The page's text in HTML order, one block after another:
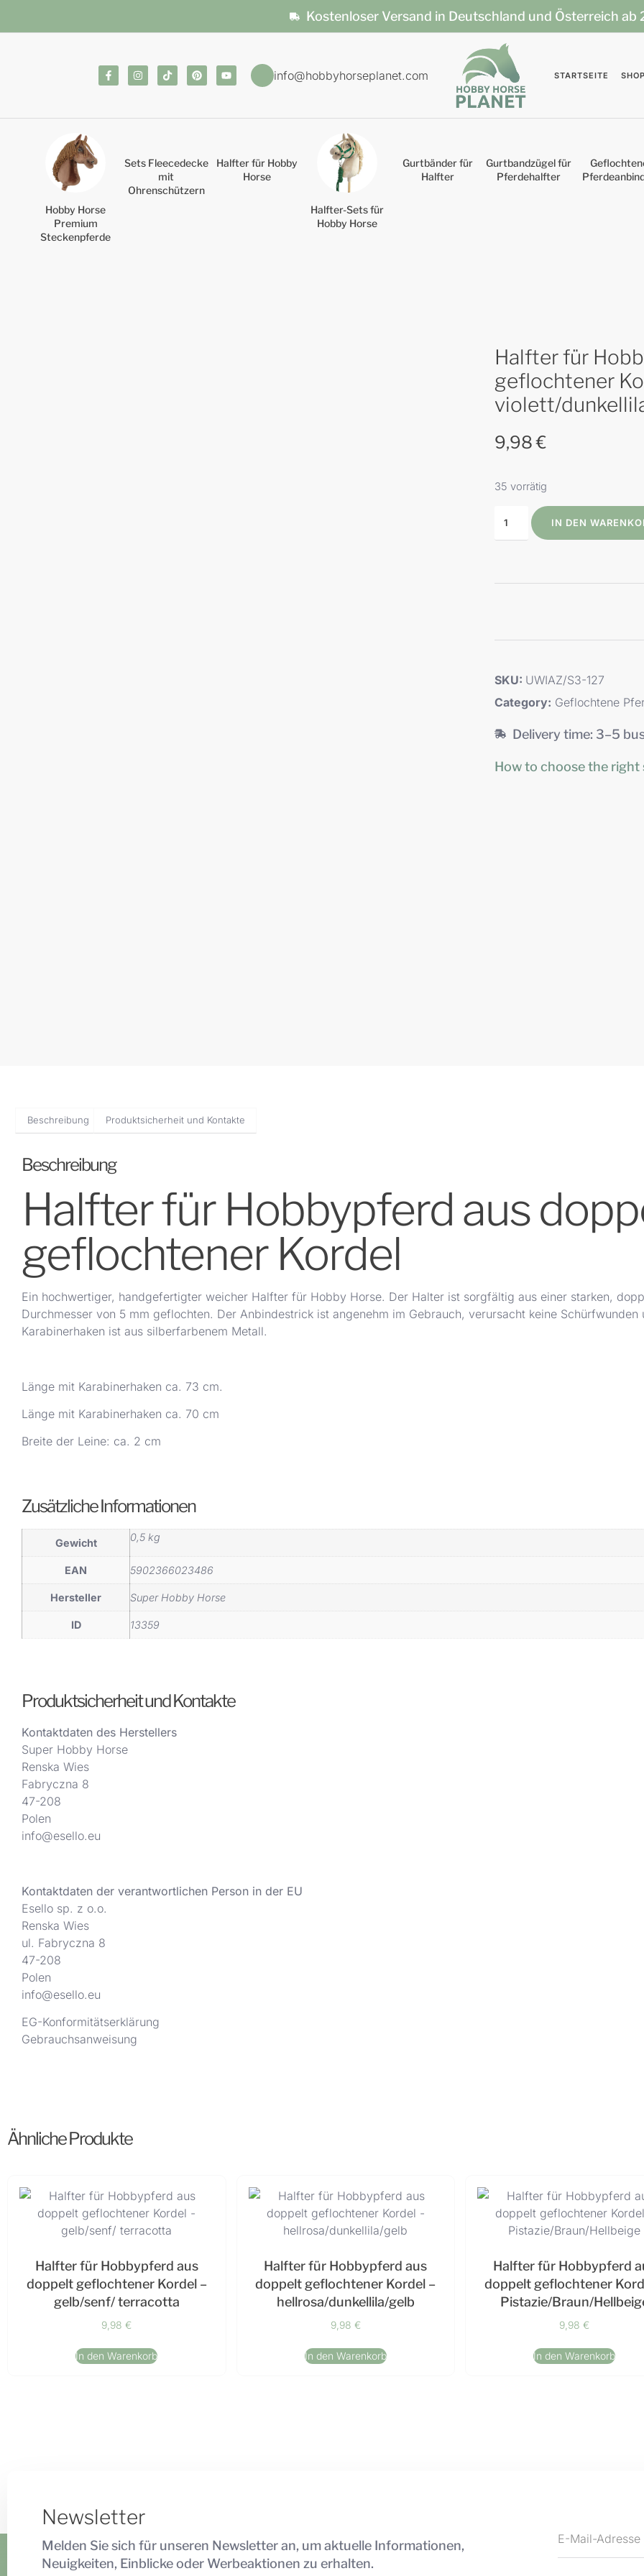
Kostenloser Versand in Deutschland und Österreich ab
info@hobbyhorseplanet.com STARTSEITE
Hobby Horse
Premium
Steckenpferde
Sets Fleecedecke
mit
Ohrenschützern
Halfter für Hobby
Horse
Halfter-Sets für
Hobby Horse
Gurtbänder für
Halfter
Gurtbandzügel für
Pferdehalfter
Halfter für
geflochtener
violett/
9,98€
35 vorrätig
IN DEN
SKU: UWIAZ/S3-127
Category: Geflochtene
Delivery time: 3–5
How to choose the right
Beschreibung Produktsicherheit und Kontakte
Beschreibung
Halfter für Hobbypferd aus
geflochtener Kordel
Ein hochwertiger, handgefertigter weicher Halfter für Hobby Horse. Der Halter ist sorgfältig aus einer starken,
Durchmesser von 5 mm geflochten. Der Anbindestrick ist angenehm im Gebrauch, verursacht keine
Karabinerhaken ist aus silberfarbenem Metall.
Länge mit Karabinerhaken ca. 73 cm.
Länge mit Karabinerhaken ca. 70 cm
Breite der Leine: ca. 2 cm
Zusätzliche Informationen
Gewicht 0,5 kg
EAN 5902366023486
Hersteller Super Hobby Horse
ID 13359
Produktsicherheit und Kontakte
Kontaktdaten des Herstellers
Super Hobby Horse
Renska Wies
Fabryczna 8
47-208
Polen
info@esello.eu
Kontaktdaten der verantwortlichen Person in der EU
Esello sp. z o.o.
Renska Wies
ul. Fabryczna 8
47-208
Polen
info@esello.eu
EG-Konformitätserklärung
Gebrauchsanweisung
Ähnliche Produkte
Halfter für Hobbypferd aus
doppelt geflochtener Kordel –
gelb/senf/ terracotta
9,98 €
In den Warenkorb
Halfter für Hobbypferd aus
doppelt geflochtener Kordel –
hellrosa/dunkellila/gelb
9,98 €
In den Warenkorb
Halfter für Hobbypferd
doppelt geflochtener
Pistazie/Braun/
9,98 €
In den Warenkorb
Newsletter
Melden Sie sich für unseren Newsletter an, um aktuelle Informationen,
Neuigkeiten, Einblicke oder Werbeaktionen zu erhalten.